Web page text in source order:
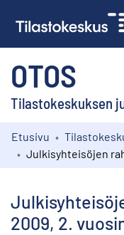
OTOS
Tilastokeskuksen
Kokoelmat
Etusivu
2009, 2.